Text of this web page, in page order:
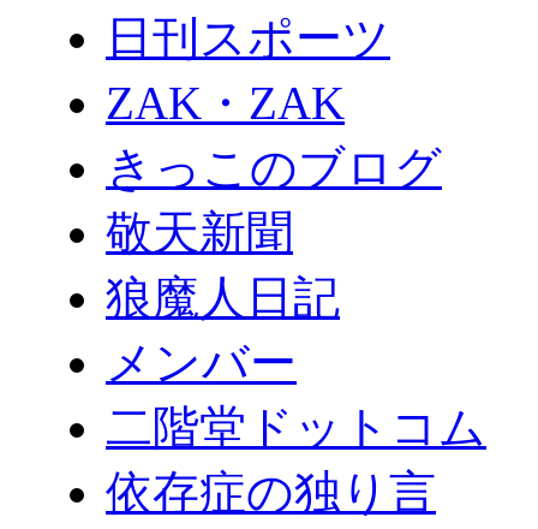
日刊スポーツ
ZAK・ZAK
きっこのブログ
敬天新聞
狼魔人日記
メンバー
二階堂ドットコム
依存症の独り言